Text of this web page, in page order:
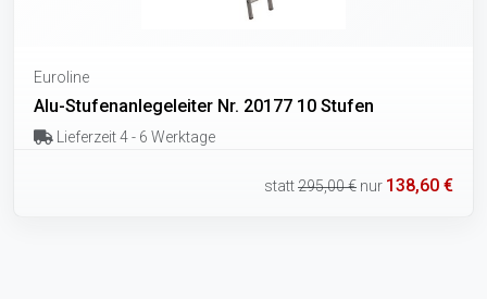
Euroline
Alu-Stufenanlegeleiter Nr. 20177 10 Stufen
Lieferzeit 4 - 6 Werktage
statt295,00 € nur 138,60 €